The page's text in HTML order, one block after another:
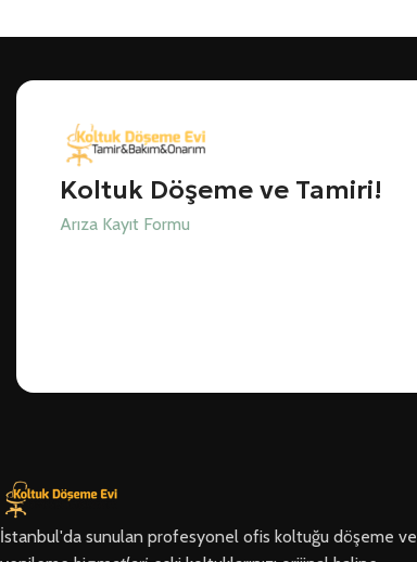
Koltuk Döşeme ve Tamiri!
Arıza Kayıt Formu
İstanbul'da sunulan profesyonel ofis koltuğu döşeme ve